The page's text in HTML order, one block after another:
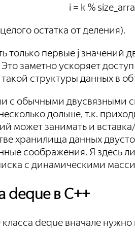
i = k %
остатка от деления).
только первые j значений
заметно ускоряет
структуры данных в
с обычными
дольше, т.к.
может занимать и
хранилища данных
соображения. Я здесь
с динамическими
deque в С++
deque вначале